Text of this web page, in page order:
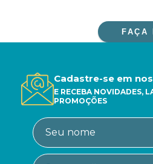
FAÇA
Cadastre-se em
E RECEBA NOVIDADES,
PROMOÇÕES